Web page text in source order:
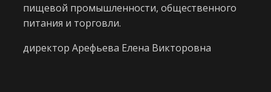
пищевой промышленности, общественного
питания и торговли.
директор Арефьева Елена Викторовна